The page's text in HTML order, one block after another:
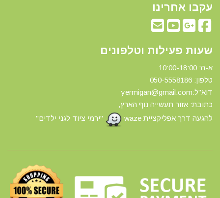
עקבו אחרינו
שעות פעילות וטלפונים
א-ה: 10:00-18:00
טלפון: 0 50-5558186
דוא"ל:yermigan@gmail.com
כתובת: אזור תעשייה נוף הארץ,
להגעה דרך אפליקציית waze
"ירמי ציוד לגני ילדים"